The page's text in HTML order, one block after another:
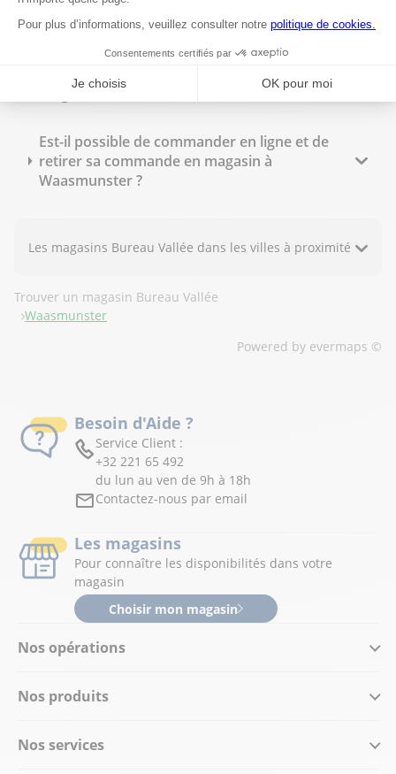
Bureau Vallée Waasmunster propose-t-il des
tarifs spécifiques pour les professionnels ?
Quels sont les horaires d'ouverture du
magasin Bureau Vallée à Waasmunster ?
Est-il possible de commander en ligne et de
retirer sa commande en magasin à
Waasmunster ?
Les magasins Bureau Vallée dans les villes à proximité
Trouver un magasin Bureau Vallée
Waasmunster
Powered by evermaps ©
Nos opérations
Nos produits
Nos services
Besoin d'Aide ?
Service Client :
+32 221 65 492
du lun au ven de 9h à 18h
Contactez-nous par email
Les magasins
Pour connaître les disponibilités dans votre
magasin
Choisir mon magasin